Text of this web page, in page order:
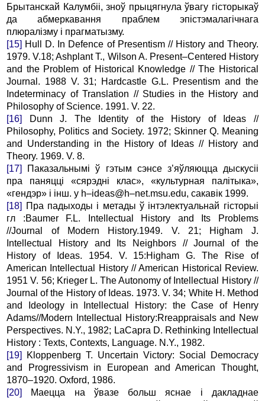
Брытанскай Калумбіі, зноў прыцягнула ўвагу гісторыкаў
да абмеркавання праблем эпістэмалагічнага
плюралізму і прагматызму.
[15] Hull D. In Defence of Presentism // History and Theory.
1979. V.18; Ashplant T., Wilson A. Present–Centered History
and the Problem of Historical Knowledge // The Historical
Journal. 1988 V. 31; Hardcastle G.L. Presentism and the
Indeterminacy of Translation // Studies in the History and
Philosophy of Science. 1991. V. 22.
[16]
Dunn J. The Identity of the History of Ideas //
Philosophy, Politics and Society. 1972; Skinner Q. Meаning
and Understanding in the History of Ideas // History and
Theory. 1969. V. 8.
[17]
Паказальнымі ў гэтым сэнсе з’яўляюцца дыскусіі
пра паняцці «сярэдні клас», «культурная палітыка»,
«гендэр» і інш. у h–ideas@h–net.msu.edu, сакавік 1999.
[18]
Пра падыходы і метады ў інтэлектуальнай гісторыі
гл :Baumer F.L. Intellectual History and Its Problems
//Journal of Modern History.1949. V. 21; Higham J.
Intellectual History and Its Neighbors // Journal of the
History of Ideas. 1954. V. 15:Higham G. The Rise of
American Intellectual History // American Historical Review.
1951 V. 56; Krieger L. The Autonomy of Intellectual History //
Journal of the History of Ideas. 1973. V. 34; White H. Method
and Ideology in Intellectual History: the Case of Henry
Adams//Modern Intellectual History:Rreappraisals and New
Perspectives. N.Y., 1982; LaCapra D. Rethinking Intellectual
History : Texts, Contexts, Language. N.Y., 1982.
[19]
Kloppenberg T. Uncertain Victory: Social Democracy
and Progressivism in European and American Thought,
1870–1920. Oxford, 1986.
[20]
Маецца на ўвазе больш яснае і дакладнае